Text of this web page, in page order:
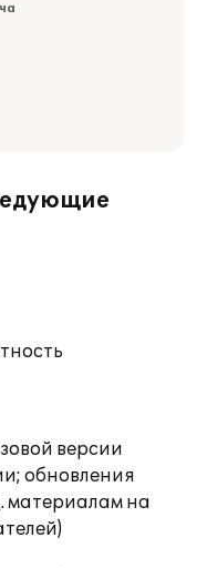
версии
обновления
материалам на